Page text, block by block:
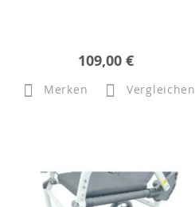
109,00 €
Merken Vergleichen